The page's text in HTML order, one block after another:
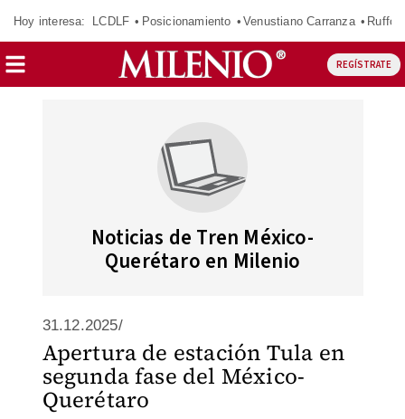
Hoy interesa: LCDLF Posicionamiento Venustiano Carranza Ruffo
REGÍSTRATE
Noticias de Tren México-
Querétaro en Milenio
31.12.2025/
Apertura de estación Tula en
segunda fase del México-
Querétaro